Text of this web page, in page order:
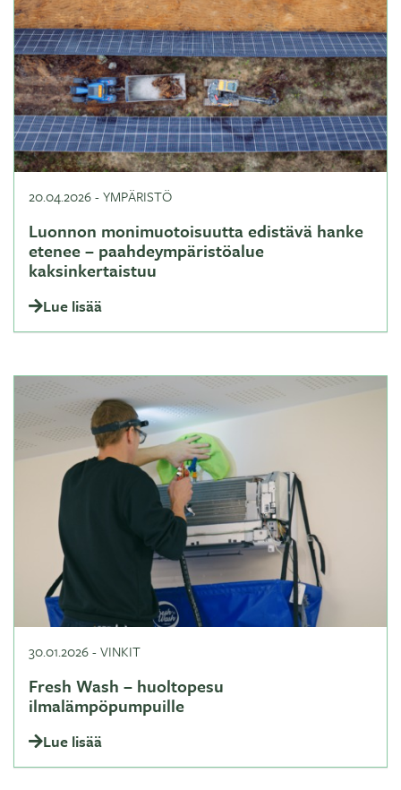
20.04.2026-YMPÄRISTÖ
Luonnon monimuotoisuutta edistävä hanke
etenee – paahdeympäristöalue
kaksinkertaistuu
Lue lisää
30.01.2026-VINKIT
Fresh Wash – huoltopesu
ilmalämpöpumpuille
Lue lisää